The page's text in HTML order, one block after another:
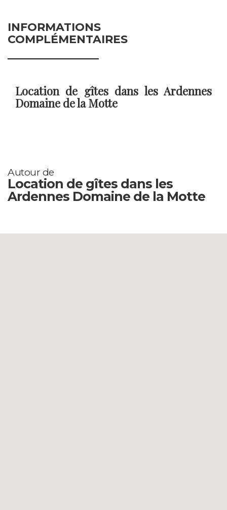
INFORMATIONS
COMPLÉMENTAIRES
Location de gîtes dans les Ardennes
Domaine de la Motte
Autour de
Location de gîtes dans les
Ardennes Domaine de la Motte